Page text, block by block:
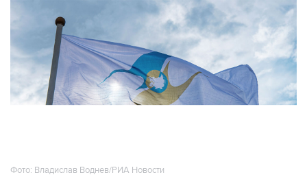
Фото: Владислав Воднев/РИА Новости